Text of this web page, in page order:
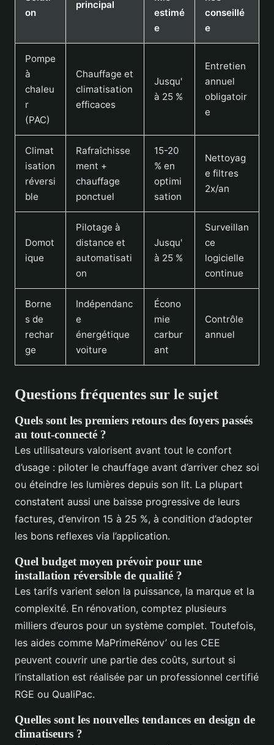
on
principal
estimé
e
conseillé
e
Pompe
à
chaleu
r
(PAC)
Chauffage et
climatisation
efficaces
Jusqu'
à 25 %
Entretien
annuel
obligatoir
e
Climat
isation
réversi
ble
Rafraîchisse
ment +
chauffage
ponctuel
15-20
% en
optimi
sation
Nettoyag
e filtres
2x/an
Domot
ique
Pilotage à
distance et
automatisati
on
Jusqu'
à 25 %
Surveillan
ce
logicielle
continue
Borne
s de
rechar
ge
Indépendanc
e
énergétique
voiture
Écono
mie
carbur
ant
Contrôle
annuel
Questions fréquentes sur le sujet
Quels sont les premiers retours des foyers passés
au tout-connecté ?
Les utilisateurs valorisent avant tout le confort
d’usage : piloter le chauffage avant d’arriver chez soi
ou éteindre les lumières depuis son lit. La plupart
constatent aussi une baisse progressive de leurs
factures, d’environ 15 à 25 %, à condition d’adopter
les bons reflexes via l’application.
Quel budget moyen prévoir pour une
installation réversible de qualité ?
Les tarifs varient selon la puissance, la marque et la
complexité. En rénovation, comptez plusieurs
milliers d’euros pour un système complet. Toutefois,
les aides comme MaPrimeRénov’ ou les CEE
peuvent couvrir une partie des coûts, surtout si
l’installation est réalisée par un professionnel certifié
RGE ou QualiPac.
Quelles sont les nouvelles tendances en design de
climatiseurs ?